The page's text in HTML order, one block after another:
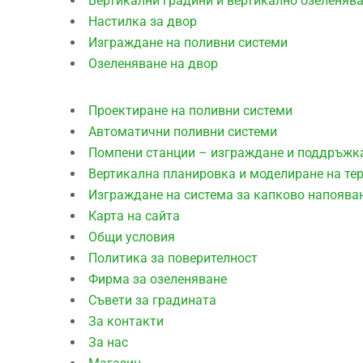
Настилка за двор
Изграждане на поливни системи
Озеленяване на двор
Проектиране на поливни системи
Автоматични поливни системи
Помпени станции – изграждане и
Вертикална планировка и моделиране на
Изграждане на система за капково
Карта на сайта
Общи условия
Политика за поверителност
Фирма за озеленяване
Съвети за градината
За контакти
За нас